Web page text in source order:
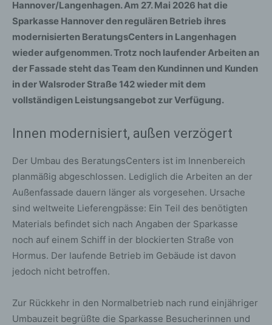
Hannover/Langenhagen. Am 27. Mai 2026 hat die
Sparkasse Hannover den regulären Betrieb ihres
modernisierten BeratungsCenters in Langenhagen
wieder aufgenommen. Trotz noch laufender Arbeiten an
der Fassade steht das Team den Kundinnen und Kunden
in der Walsroder Straße 142 wieder mit dem
vollständigen Leistungsangebot zur Verfügung.
Innen modernisiert, außen verzögert
Der Umbau des BeratungsCenters ist im Innenbereich
planmäßig abgeschlossen. Lediglich die Arbeiten an der
Außenfassade dauern länger als vorgesehen. Ursache
sind weltweite Lieferengpässe: Ein Teil des benötigten
Materials befindet sich nach Angaben der Sparkasse
noch auf einem Schiff in der blockierten Straße von
Hormus. Der laufende Betrieb im Gebäude ist davon
jedoch nicht betroffen.
Zur Rückkehr in den Normalbetrieb nach rund einjähriger
Umbauzeit begrüßte die Sparkasse Besucherinnen und